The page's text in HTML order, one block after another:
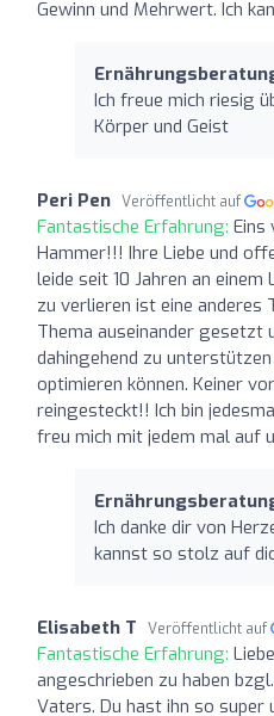
Gewinn und Mehrwert. Ich
Ich freue mich riesig
Körper und Geist
Peri Pen Veröffentlicht auf
Fantastische Erfahrung: Eins
Hammer!!! Ihre Liebe und
leide seit 10 Jahren an
zu verlieren ist eine anderes
Thema auseinander gesetzt
dahingehend zu
optimieren können. Keiner
reingesteckt!! Ich bin
freu mich mit jedem mal auf
Ich danke dir von
kannst so stolz auf
Elisabeth T Veröffentlicht auf
Fantastische Erfahrung:
angeschrieben zu haben
Vaters. Du hast ihn so